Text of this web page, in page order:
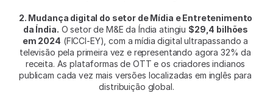
2. Mudança digital do setor de Mídia e Entretenimento
da Índia. O setor de M&E da Índia atingiu $29,4 bilhões
em 2024 (FICCI-EY), com a mídia digital ultrapassando a
televisão pela primeira vez e representando agora 32% da
receita. As plataformas de OTT e os criadores indianos
publicam cada vez mais versões localizadas em inglês para
distribuição global.